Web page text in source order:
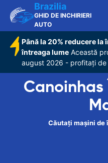
Brazilia
GHID DE INCHIRIERI
AUTO
Până la 20% reducere la
întreaga lume Această
august 2026 - profitați de
Căutați mașini de